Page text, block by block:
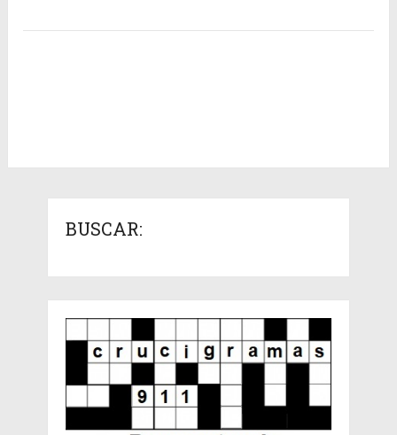
BUSCAR: